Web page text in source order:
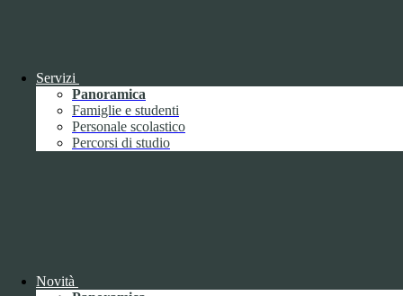
Servizi
Panoramica
Famiglie e studenti
Personale scolastico
Percorsi di studio
Novità
Bandi di concorso (da pubblicare in
tabelle)
Performance1
Sistema di misurazione e valutazione della